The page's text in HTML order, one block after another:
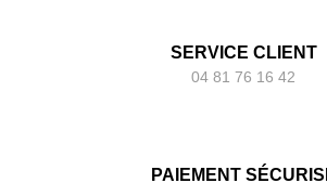
SERVICE CLIENT
04 81 76 16 42
PAIEMENT